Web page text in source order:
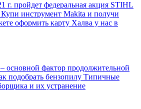
г. пройдет федеральная акция STIHL
Купи инструмент Makita и получи
оформить карту Халва у нас в
основной фактор продолжительной
подобрать бензопилу Типичные
и их устранение